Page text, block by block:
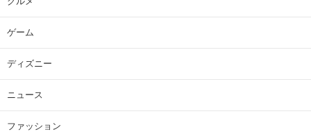
ゲーム
ディズニー
ニュース
ファッション